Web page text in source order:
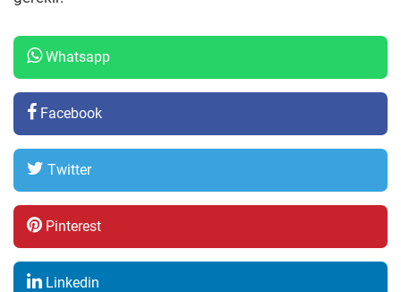
Whatsapp
Facebook
Twitter
Pinterest
Linkedin